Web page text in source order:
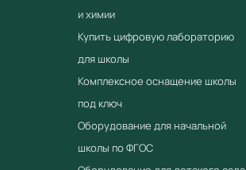
и химии
Купить цифровую лабораторию
для школы
Комплексное оснащение школы
под ключ
Оборудование для начальной
школы по ФГОС